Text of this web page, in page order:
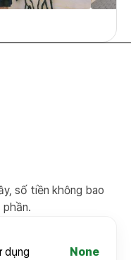
số tiền không bao
dụng None